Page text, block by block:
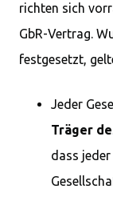
richten sich
GbR-Vertrag.
festgesetzt,
Jeder
Träger
dass